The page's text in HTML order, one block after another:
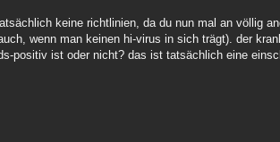
keine richtlinien, da du nun mal an völlig
wenn man keinen hi-virus in sich trägt). der
positiv ist oder nicht? das ist tatsächlich eine